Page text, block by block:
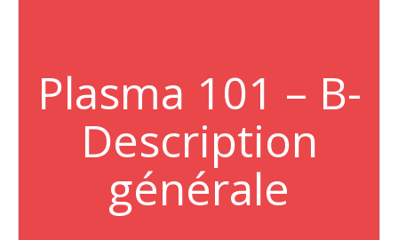
Plasma 101 – B-
Description
générale